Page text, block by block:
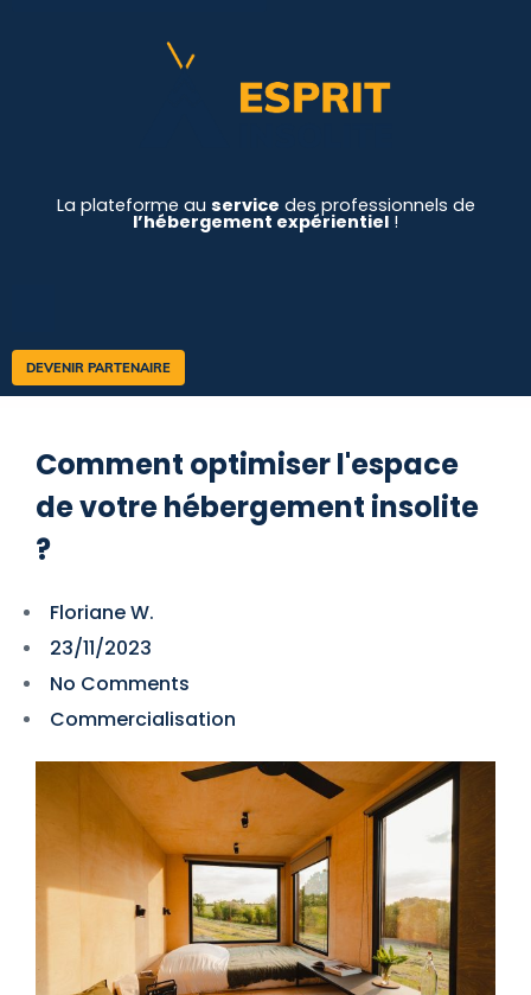
La plateforme au service des professionnels de
l’hébergement expérientiel !
DEVENIR PARTENAIRE
Comment optimiser l'espace
de votre hébergement insolite
?
Floriane W.
23/11/2023
No Comments
Commercialisation